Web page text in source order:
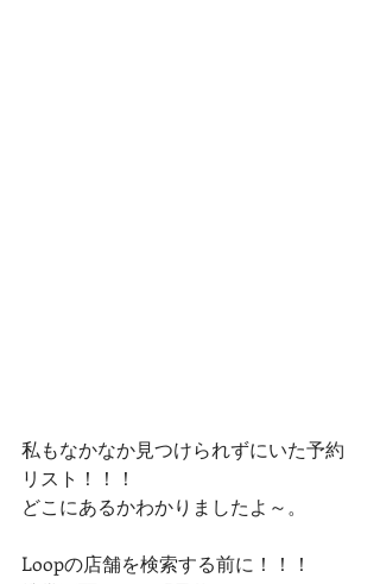
私もなかなか見つけられずにいた予約
リスト！！！
どこにあるかわかりましたよ～。
Loopの店舗を検索する前に！！！